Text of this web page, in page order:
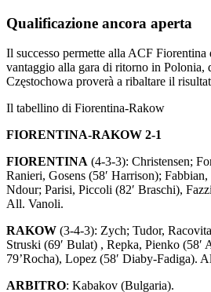
Qualificazione ancora aperta
Il successo permette alla ACF Fiorentina
vantaggio alla gara di ritorno in Polonia,
Częstochowa proverà a ribaltare il
Il tabellino di Fiorentina-Rakow
FIORENTINA-RAKOW 2-1
FIORENTINA (4-3-3): Christensen;
Ranieri, Gosens (58′ Harrison);
Ndour; Parisi, Piccoli (82′ Braschi),
All. Vanoli.
RAKOW (3-4-3): Zych; Tudor,
Struski (69′ Bulat) , Repka, Pienko (58′
79’Rocha), Lopez (58′ Diaby-Fadiga).
ARBITRO: Kabakov (Bulgaria).